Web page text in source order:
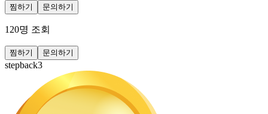
찜하기 문의하기
120명 조회
찜하기 문의하기
stepback3